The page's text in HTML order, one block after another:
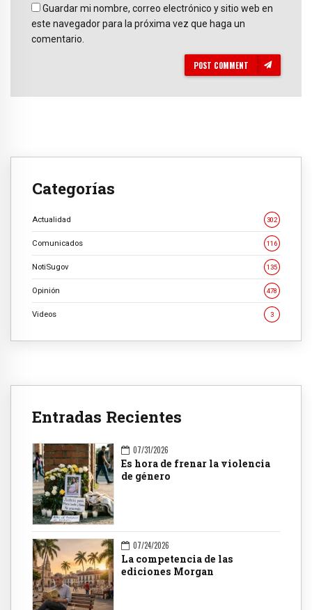
Guardar mi nombre, correo electrónico y sitio web en
este navegador para la próxima vez que haga un
comentario.
POST COMMENT
Categorías
Actualidad 302
Comunicados 116
NotiSugov 135
Opinión 478
Videos 3
Entradas Recientes
07/31/2026
Es hora de frenar la violencia
de género
07/24/2026
La competencia de las
ediciones Morgan